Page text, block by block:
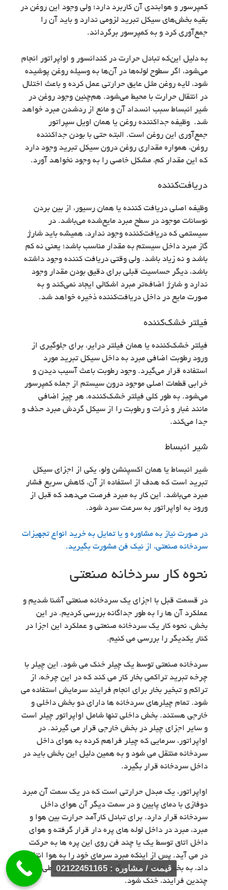
کمپرسور و هوابندی آن کاربرد دارد؛ ولی وجود این روغن در
بقیه بخش‌های سیکل تبرید لزومی ندارد و باید آن را
جمع‌آوری کرد و به کمپرسور برگرداند.
به دلیل این‌که تبادل حرارت در کندانسور و اواپراتور انجام
می‌شود، اگر سطوح لوله‌ها در آن‌ها به وسیله روغن پوشیده
شود، لایه روغن مثل عایق حرارتی عمل کرده و باعث اختلال
در انتقال حرارت با محیط می‌شود. هم‌چنین وجود روغن در
شیر انبساط سبب انسداد آن و مانع از ردشدن مبرد خواهد
شد. وظیفه جداکننده روغن یا همان اویل سپراتور
جمع‌آوری این روغن است. البته حتی با بودن جداکننده
روغن، همواره مقداری روغن درون سیکل تبرید وجود دارد
که این مقدار کم، مشکل خاصی را به وجود نخواهد آورد.
دریافت‌کننده
وظیفه اصلی دریافت کننده یا همان رسیور، از بین بردن
نوسانات موجود در سطح مبرد مایع‌شده می‌باشد. در
سیستمی که دریافت‌کننده وجود ندارد، همیشه باید شارژ
گاز مبرد داخل سیستم به مقدار مناسب باشد؛ یعنی نه کم
باشد و نه زیاد باشد. ولی وقتی دریافت کننده وجود داشته
باشد، دیگر حساسیت قبلی برای دقیق بودن مقدار وجود
ندارد و شارژ اضافه‌تر مبرد اشکالی ایجاد نمی‌کند و به
صورت مایع در داخل دریافت‌کننده ذخیره خواهد شد.
فیلتر خشک‌کننده
فیلتر خشک‌کننده یا همان فیلتر درایر، برای جلوگیری از
ورود رطوبت اضافی مبرد به داخل سیکل تبرید مورد
استفاده قرار می‌گیرد. وجود رطوبت باعث آسیب دیدن و
خرابی قطعات اصلی موجود درون سیستم از جمله کمپرسور
می‌شود. به طور کلی فیلتر خشک‌کننده، هر چیز اضافی
مانند غبار و ذرات و رطوبت را از سیکل گردش مبرد حذف و
جدا می‌کند.
شیر انبساط
شیر انبساط یا همان اکسپنشن ولو، یکی از اجزای سیکل
تبرید است که هدف از استفاده از آن، کاهش سریع فشار
مبرد می‌باشد. این کار به مبرد فرصت می‌دهد که قبل از
ورود به اواپراتور به سرعت سرد شود.
در صورت نیاز به مشاوره و یا تمایل به خرید انواع تجهیزات
سردخانه صنعتی، از نیک فن مشورت بگیرید.
نحوه کار سردخانه صنعتی
در قسمت قبل با اجزای یک سردخانه صنعتی آشنا شدیم و
عملکرد آن ها را به طور جداگانه بررسی کردیم. در این
بخش، نحوه کار یک سردخانه صنعتی و عملکرد این اجزا در
کنار یکدیگر را بررسی می کنیم.
سردخانه صنعتی توسط یک چیلر خنک می شود. این چیلر با
چرخه تبرید تراکمی بخار کار می کند که در این چرخه، از
تراکم و تبخیر بخار برای انجام فرایند سرمایش استفاده می
شود. تمام چیلرهای سردخانه ها دارای دو بخش داخلی و
خارجی هستند. بخش داخلی تنها شامل اواپراتور چیلر است
و سایر اجزای چیلر در بخش خارجی قرار می گیرند. در
اواپراتور، سرمایی که چیلر فراهم کرده به هوای داخل
سردخانه منتقل می شود و به همین دلیل این بخش باید در
داخل سردخانه قرار بگیرد.
اواپراتور، یک مبدل حرارتی است که در یک سمت آن مبرد
دوفازی با دمای پایین و در سمت دیگر آن هوای داخل
سردخانه قرار دارد. برای تبادل کارآمد حرارت بین هوا و
مبرد، مبرد در داخل لوله های پره دار قرار گرفته و هوای
داخل اتاق توسط یک یا چند فن روی این پره ها به حرکت
در می آید. پس از اینکه مبرد سرمای خود را به هوا انتقال
داد، به بخش خارجی باز می گردد تا دوباره پس از طی
چندین فرایند، خنک شود.
قیمت / مشاوره : 02122451165